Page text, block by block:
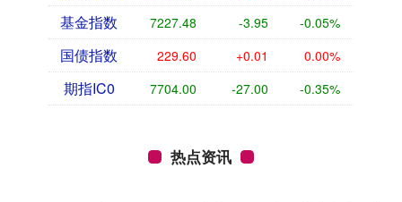
基金指数 7227.48 -3.95 -0.05%
国债指数 229.60 +0.01 0.00%
期指IC0 7704.00 -27.00 -0.35%
热点资讯